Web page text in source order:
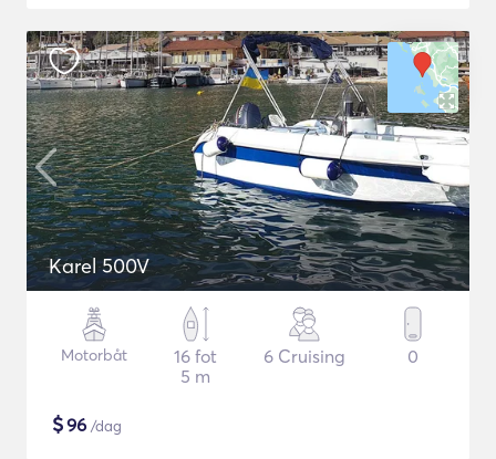
Karel 500V
Motorbåt
16 fot
5 m
6 Cruising 0
$96 /dag